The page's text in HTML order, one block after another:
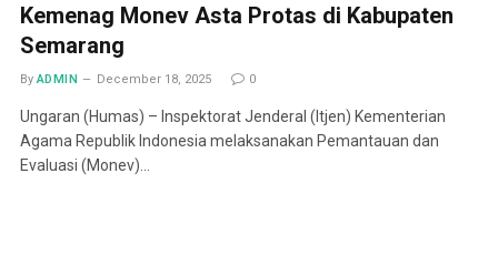
Kemenag Monev Asta Protas di Kabupaten
Semarang
By ADMIN December 18, 2025 0
Ungaran (Humas) – Inspektorat Jenderal (Itjen) Kementerian
Agama Republik Indonesia melaksanakan Pemantauan dan
Evaluasi (Monev)…